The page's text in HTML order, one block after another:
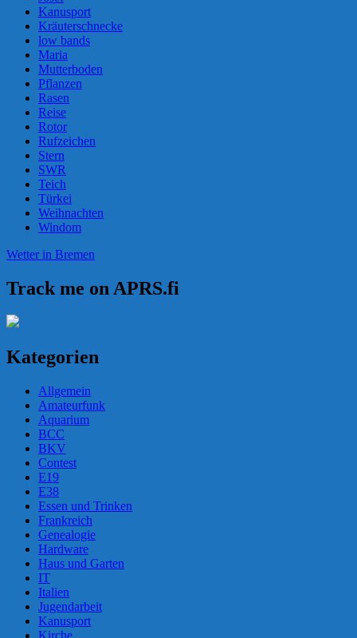
Kanusport
Kräuterschnecke
low bands
Maria
Mutterboden
Pflanzen
Rasen
Reise
Rotor
Rufzeichen
Stern
SWR
Teich
Türkei
Weihnachten
Windom
Wetter in Bremen
Track me on APRS.fi
Kategorien
Allgemein
Amateurfunk
Aquarium
BCC
BKV
Contest
E19
E38
Essen und Trinken
Frankreich
Genealogie
Hardware
Haus und Garten
IT
Italien
Jugendarbeit
Kanusport